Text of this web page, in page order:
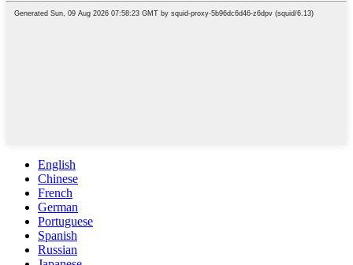
English
Chinese
French
German
Portuguese
Spanish
Russian